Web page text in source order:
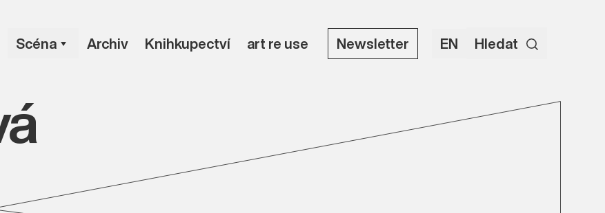
Scéna Archiv Knihkupectví art re use Newsletter EN Hledat